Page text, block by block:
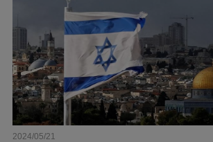
2024/05/21